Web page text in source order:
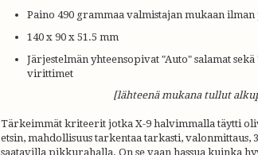
Paino 490 grammaa valmistajan mukaan
140 x 90 x 51.5 mm
Järjestelmän yhteensopivat "Auto" salamat
virittimet
[lähteenä mukana tullut
Tärkeimmät kriteerit jotka X-9 halvimmalla täytti
etsin, mahdollisuus tarkentaa tarkasti,
saatavilla pikkurahalla. On se vaan hassua kuinka